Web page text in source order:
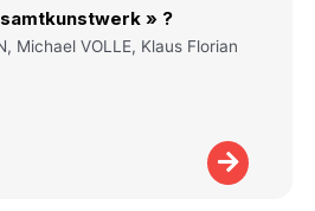
» ?
Michael VOLLE, Klaus Florian